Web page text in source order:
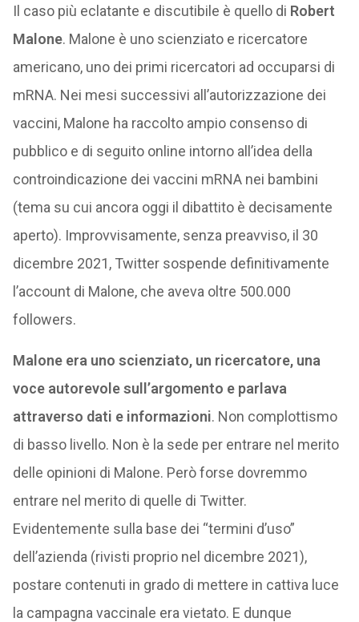
Il caso più eclatante e discutibile è quello di Robert
Malone. Malone è uno scienziato e ricercatore
americano, uno dei primi ricercatori ad occuparsi di
mRNA. Nei mesi successivi all’autorizzazione dei
vaccini, Malone ha raccolto ampio consenso di
pubblico e di seguito online intorno all’idea della
controindicazione dei vaccini mRNA nei bambini
(tema su cui ancora oggi il dibattito è decisamente
aperto). Improvvisamente, senza preavviso, il 30
dicembre 2021, Twitter sospende definitivamente
l’account di Malone, che aveva oltre 500.000
followers.
Malone era uno scienziato, un ricercatore, una
voce autorevole sull’argomento e parlava
attraverso dati e informazioni. Non complottismo
di basso livello. Non è la sede per entrare nel merito
delle opinioni di Malone. Però forse dovremmo
entrare nel merito di quelle di Twitter.
Evidentemente sulla base dei “termini d’uso”
dell’azienda (rivisti proprio nel dicembre 2021),
postare contenuti in grado di mettere in cattiva luce
la campagna vaccinale era vietato. E dunque